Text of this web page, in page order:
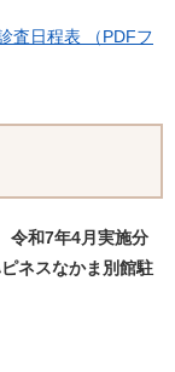
査日程表 （PDFフ
和7年4月実施分
ネスなかま別館駐